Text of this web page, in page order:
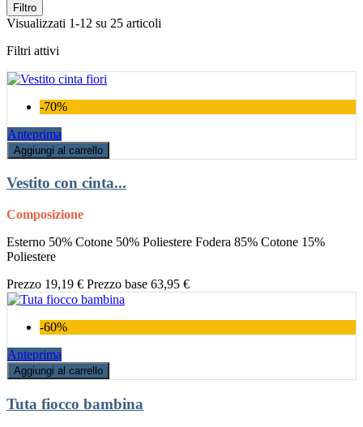
Filtro
Visualizzati 1-12 su 25 articoli
Filtri attivi
-70%
Anteprima
Aggiungi al carrello
Vestito con cinta...
Composizione
Esterno 50% Cotone 50% Poliestere Fodera 85% Cotone 15%
Poliestere
Prezzo 19,19 € Prezzo base 63,95 €
-60%
Anteprima
Aggiungi al carrello
Tuta fiocco bambina